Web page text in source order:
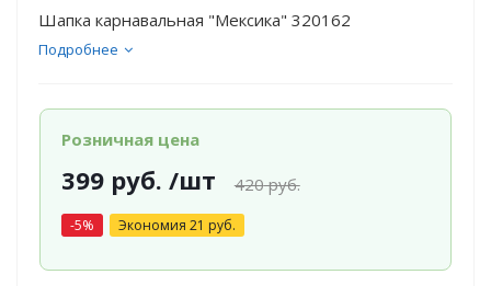
Шапка карнавальная "Мексика" 320162
Подробнее
Розничная цена
399руб. /шт 420руб.
-5% Экономия 21 руб.